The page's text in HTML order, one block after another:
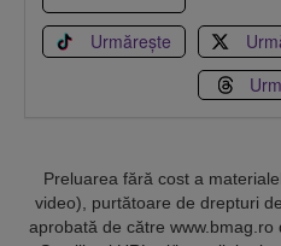
Urmărește
Preluarea fără cost a
video), purtătoare de drepturi
aprobată de către www.bmag.ro